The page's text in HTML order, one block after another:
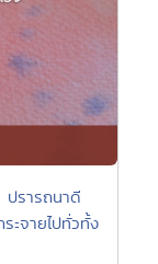
ปรารถนาดี
ะจายไปทั่วทั้ง